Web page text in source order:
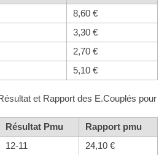
8,60 €
3,30 €
2,70 €
5,10 €
et Rapport des E.Couplés pour
Résultat Pmu
Rapport pmu
12-11 24,10 €